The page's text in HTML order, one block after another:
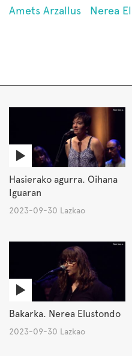
Amets Arzallus Nerea
Hasierako agurra. Oihana
Iguaran
2023-09-30 Lazkao
Bakarka. Nerea Elustondo
2023-09-30 Lazkao